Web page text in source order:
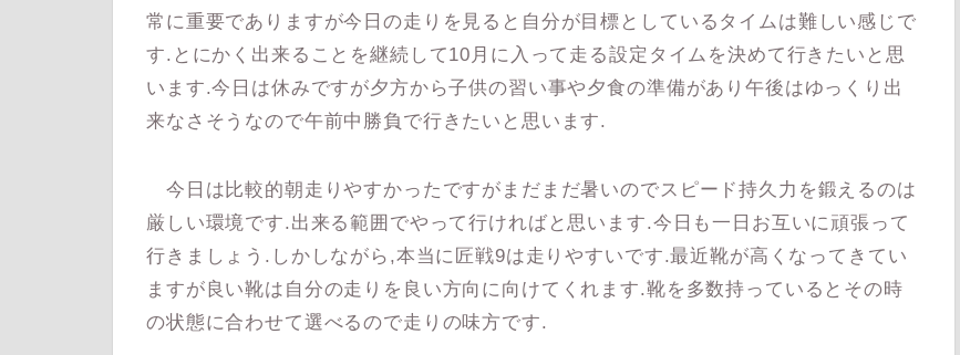
常に重要でありますが今日の走りを見ると自分が目標としているタイムは難しい感じで
す.とにかく出来ることを継続して10月に入って走る設定タイムを決めて行きたいと思
います.今日は休みですが夕方から子供の習い事や夕食の準備があり午後はゆっくり出
来なさそうなので午前中勝負で行きたいと思います.
今日は比較的朝走りやすかったですがまだまだ暑いのでスピード持久力を鍛えるのは
厳しい環境です.出来る範囲でやって行ければと思います.今日も一日お互いに頑張って
行きましょう.しかしながら,本当に匠戦9は走りやすいです.最近靴が高くなってきてい
ますが良い靴は自分の走りを良い方向に向けてくれます.靴を多数持っているとその時
の状態に合わせて選べるので走りの味方です.